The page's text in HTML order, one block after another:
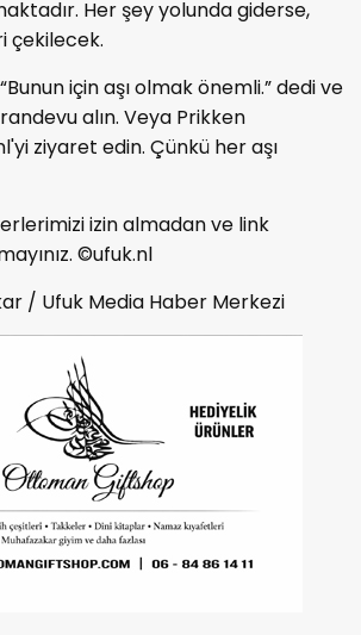
Her şey yolunda giderse,
çekilecek.
için aşı olmak önemli.” dedi ve
alın. Veya Prikken
ziyaret edin. Çünkü her aşı
izin almadan ve link
©ufuk.nl
/ Ufuk Media Haber Merkezi